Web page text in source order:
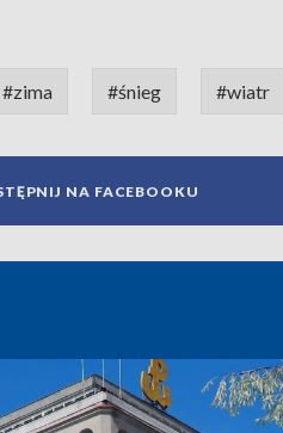
#zima #śnieg #wiatr
NA FACEBOOKU